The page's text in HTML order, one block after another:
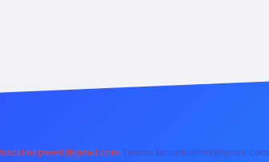
backlinkpaneli@gmail.com Teams: forumhizmeti@gmail.com